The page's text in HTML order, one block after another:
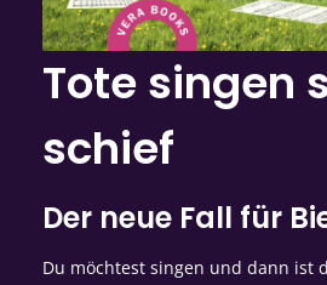
Tote singen
schief
Der neue Fall für
Du möchtest singen und dann ist